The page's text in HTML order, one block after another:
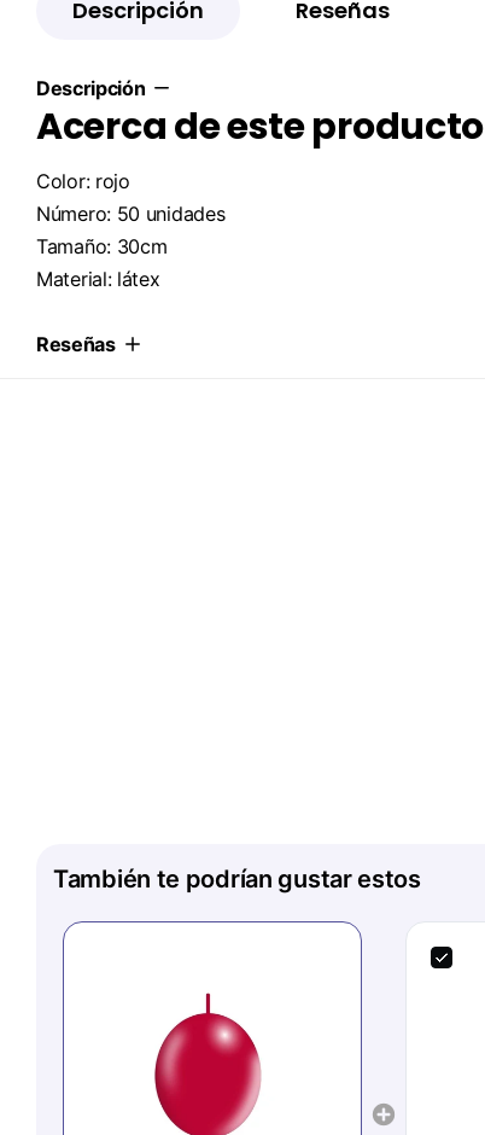
Descripción Reseñas
Descripción
Acerca de este producto
Color: rojo
Número: 50 unidades
Tamaño: 30cm
Material: látex
Reseñas
También te podrían gustar estos